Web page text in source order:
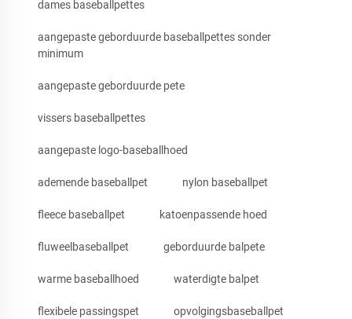
dames baseballpettes
aangepaste geborduurde baseballpettes sonder
minimum
aangepaste geborduurde pete
vissers baseballpettes
aangepaste logo-baseballhoed
ademende baseballpet nylon baseballpet
fleece baseballpet katoenpassende hoed
fluweelbaseballpet geborduurde balpete
warme baseballhoed waterdigte balpet
flexibele passingspet opvolgingsbaseballpet